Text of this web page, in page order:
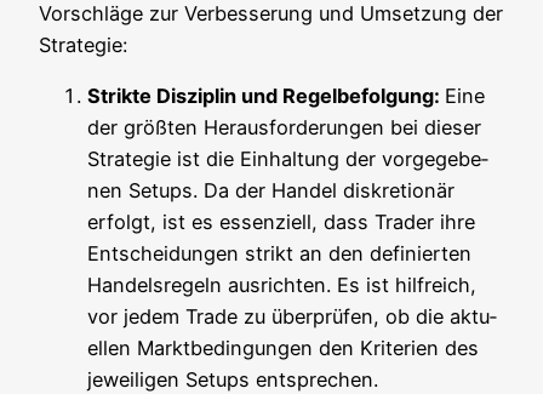
Vor­schlä­ge zur Ver­bes­se­rung und Umset­zung der
Strategie:
Strik­te Dis­zi­plin und Regel­be­fol­gung: Eine
der größ­ten Her­aus­for­de­run­gen bei die­ser
Stra­te­gie ist die Ein­hal­tung der vor­ge­ge­be­
nen Set­ups. Da der Han­del dis­kre­tio­när
erfolgt, ist es essen­zi­ell, dass Trader ihre
Ent­schei­dun­gen strikt an den defi­nier­ten
Han­dels­re­geln aus­rich­ten. Es ist hilf­reich,
vor jedem Trade zu über­prü­fen, ob die aktu­
el­len Markt­be­din­gun­gen den Kri­te­ri­en des
jewei­li­gen Set­ups entsprechen.